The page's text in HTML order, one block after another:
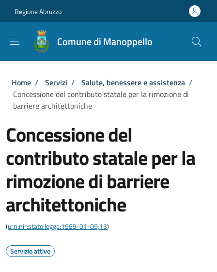
Regione Abruzzo
Comune di Manoppello
Briciole di pane
Home / Servizi / Salute, benessere e assistenza /
Concessione del contributo statale per la rimozione di
barriere architettoniche
Concessione del
contributo statale per la
rimozione di barriere
architettoniche
(urn:nir:stato:legge:1989-01-09;13)
Servizio attivo